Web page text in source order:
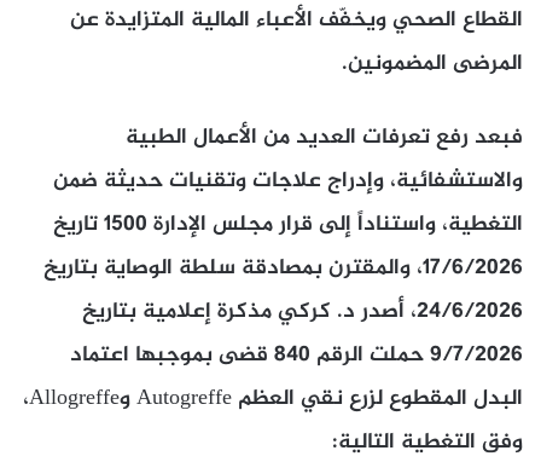
القطاع الصحي ويخفّف الأعباء المالية المتزايدة عن
المرضى المضمونين.
فبعد رفع تعرفات العديد من الأعمال الطبية
والاستشفائية، وإدراج علاجات وتقنيات حديثة ضمن
التغطية، واستناداً إلى قرار مجلس الإدارة 1500 تاريخ
17/6/2026، والمقترن بمصادقة سلطة الوصاية بتاريخ
24/6/2026، أصدر د. كركي مذكرة إعلامية بتاريخ
9/7/2026 حملت الرقم 840 قضى بموجبها اعتماد
البدل المقطوع لزرع نقي العظم Autogreffe وAllogreffe،
وفق التغطية التالية: